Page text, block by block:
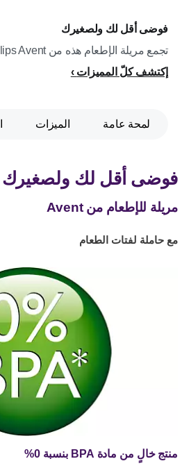
فوضى أقل لك ولصغيرك
تجمع مريلة الإطعام هذه من Philips Avent فتات الطعام والأوساخ
إكتشف كلّ المميزات
لمحة عامة الميزات
فوضى أقل لك ولصغيرك
مريلة للإطعام من Avent
مع حاملة لفتات الطعام
منتج خالٍ من مادة BPA بنسبة 0%